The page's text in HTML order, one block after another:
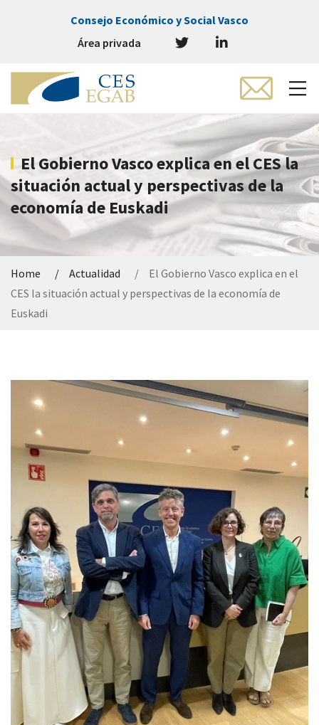
Consejo Económico y Social Vasco
Área privada
El Gobierno Vasco explica en el CES la
situación actual y perspectivas de la
economía de Euskadi
Home Actualidad
El Gobierno Vasco explica en el
CES la situación actual y perspectivas de la economía de
Euskadi